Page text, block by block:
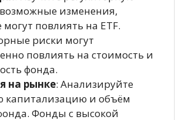
изменения,
повлиять на ETF.
риски могут
повлиять на стоимость и
фонда.
на рынке: Анализируйте
капитализацию и объём
Фонды с высокой